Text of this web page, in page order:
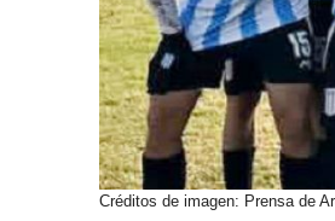
Créditos de imagen: Prensa de